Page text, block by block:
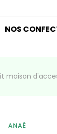
NOS
maison
ANAÉ